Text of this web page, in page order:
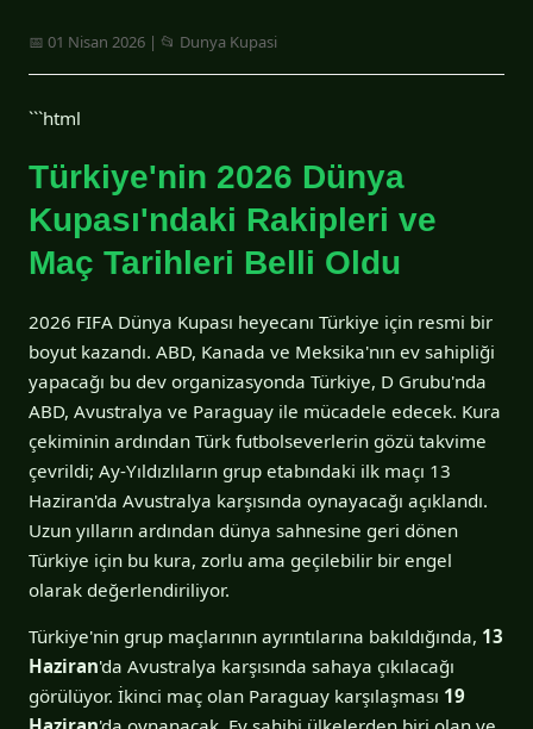
📅 01 Nisan 2026 | 📂 Dunya Kupasi
```html
Türkiye'nin 2026 Dünya
Kupası'ndaki Rakipleri ve
Maç Tarihleri Belli Oldu
2026 FIFA Dünya Kupası heyecanı Türkiye için resmi bir
boyut kazandı. ABD, Kanada ve Meksika'nın ev sahipliği
yapacağı bu dev organizasyonda Türkiye, D Grubu'nda
ABD, Avustralya ve Paraguay ile mücadele edecek. Kura
çekiminin ardından Türk futbolseverlerin gözü takvime
çevrildi; Ay-Yıldızlıların grup etabındaki ilk maçı 13
Haziran'da Avustralya karşısında oynayacağı açıklandı.
Uzun yılların ardından dünya sahnesine geri dönen
Türkiye için bu kura, zorlu ama geçilebilir bir engel
olarak değerlendiriliyor.
Türkiye'nin grup maçlarının ayrıntılarına bakıldığında, 13
Haziran'da Avustralya karşısında sahaya çıkılacağı
görülüyor. İkinci maç olan Paraguay karşılaşması 19